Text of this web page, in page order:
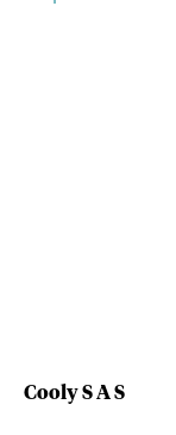
Cooly S A S